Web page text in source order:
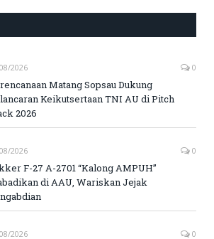
2026 0
Matang Sopsau Dukung
Keikutsertaan TNI AU di Pitch
2026
2026 0
F-27 A-2701 “Kalong AMPUH”
di AAU, Wariskan Jejak
2026 0